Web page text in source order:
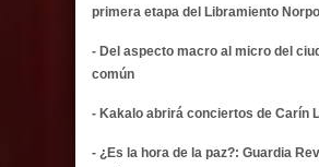
primera etapa del Libramiento
- Del aspecto macro al micro del
común
- Kakalo abrirá conciertos de Carín
- ¿Es la hora de la paz?: Guardia